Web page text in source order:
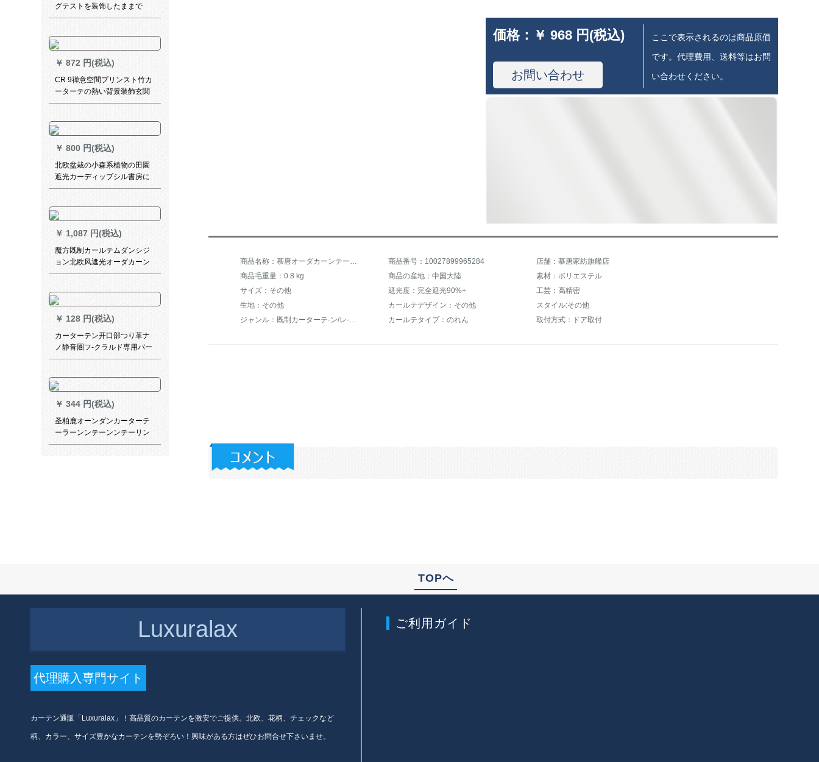
グテストを装饰したままで
す。简易完全遮光シリプロの
さいです。ピンクの幅が0.7*
高さが1.0枚あります。
￥ 872 円(税込)
CR 9禅意空間プリンスト竹カ
ーターテの熱い背景装飾玄関
掛画遮光茶楼禅の悟MK-ZL
￥ 800 円(税込)
北欧盆栽の小森系植物の田園
遮光カーディップシル書房に
あるリーガー葉植物掃き出し
メトル/くつかの写真を撮りま
す。
￥ 1,087 円(税込)
魔方既制カールテムダンシジ
ョン北欧风遮光オーダカーン
ンンテン无の寝室リビリング
麦色）1メナートダンカーンン
ンンン価格
￥ 128 円(税込)
カーターテン开口部つり革ナ
ノ静音圏フ-クラルド専用バー
ク挂轮风吕カーリング开口部
￥ 344 円(税込)
圣柏鹿オーンダンカーターテ
ーラーンンテーンンテーリン
グリングリングリングリング
ル子供供部屋出窓カリビアン
黛恩糸シンプロ制のカーテー
ダー毎米(加工无料)
価格： ￥ 968 円(税込)
お問い合わせ
ここで表示されるのは商品原価
です。代理費用、送料等はお問
い合わせください。
商品名称：慕唐オーダカーンテーラービーズのレインキラ既製カーン完全遮光防水寝室ベルンダオーフリフトサンサンサンサンサンサンサンサンサンテーテージ挂けカーンリフトアップグレードテージテーン断热のレインオーダーメードベージュ完全遮光日光ファブリックJL-A 95-D 38 商品番号：10027899965284
店舗：慕唐家紡旗艦店
商品毛重量：0.8 kg
商品の産地：中国大陸
素材：ポリエステル
サイズ：その他
遮光度：完全遮光90%+
工芸：高精密
生地：その他
カールテデザイン：その他
スタイル:その他
ジャンル：既制カーターテ-ン/レ-スカーンテ-ン
カールテタイプ：のれん 取付方式：ドア取付
TOPへ
Luxuralax
代理購入専門サイト
カーテン通販「Luxuralax」！高品質のカーテンを激安でご提供。北欧、花柄、チェックなど
柄、カラー、サイズ豊かなカーテンを勢ぞろい！興味がある方はぜひお問合せ下さいませ。
ご利用ガイド